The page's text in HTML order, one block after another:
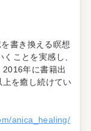
書き換える瞑想
ことを実感し、
年に書籍出
を癒し続けてい
anica_healing/